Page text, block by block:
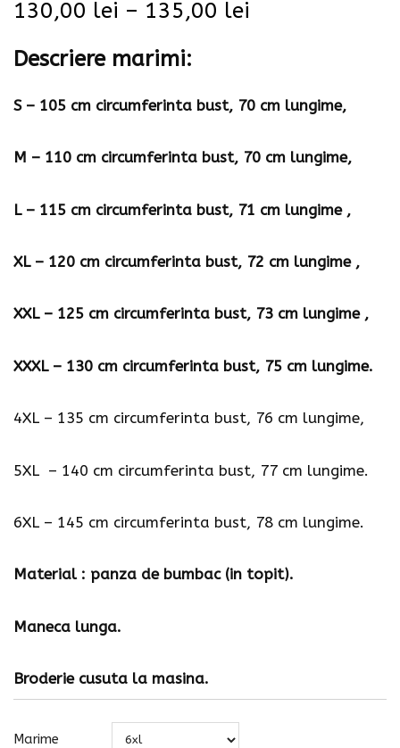
130,00 lei – 135,00 lei
Descriere marimi:
S – 105 cm circumferinta bust, 70 cm lungime,
M – 110 cm circumferinta bust, 70 cm lungime,
L – 115 cm circumferinta bust, 71 cm lungime ,
XL – 120 cm circumferinta bust, 72 cm lungime ,
XXL – 125 cm circumferinta bust, 73 cm lungime ,
XXXL – 130 cm circumferinta bust, 75 cm lungime.
4XL – 135 cm circumferinta bust, 76 cm lungime,
5XL – 140 cm circumferinta bust, 77 cm lungime.
6XL – 145 cm circumferinta bust, 78 cm lungime.
Material : panza de bumbac (in topit).
Maneca lunga.
Broderie cusuta la masina.
Marime